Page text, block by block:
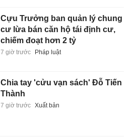
Cựu Trưởng ban quản lý chung
cư lừa bán căn hộ tái định cư,
chiếm đoạt hơn 2 tỷ
7 giờ trước Pháp luật
Chia tay 'cửu vạn sách' Đỗ Tiến
Thành
7 giờ trước Xuất bản